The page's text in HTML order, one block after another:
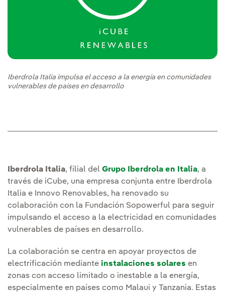
Iberdrola Italia impulsa el acceso a la energía en comunidades
vulnerables de países en desarrollo
Iberdrola Italia, filial del Grupo Iberdrola en Italia, a
través de iCube, una empresa conjunta entre Iberdrola
Italia e Innovo Renovables, ha renovado su
colaboración con la Fundación Sopowerful para seguir
impulsando el acceso a la electricidad en comunidades
vulnerables de países en desarrollo.
La colaboración se centra en apoyar proyectos de
electrificación mediante instalaciones solares en
zonas con acceso limitado o inestable a la energía,
especialmente en países como Malaui y Tanzania. Estas